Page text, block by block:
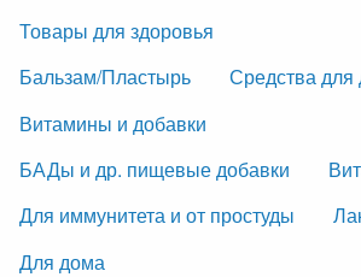
Товары для здоровья
Бальзам/Пластырь
Средства для
Витамины и добавки
БАДы и др. пищевые добавки
Для иммунитета и от простуды
Для дома